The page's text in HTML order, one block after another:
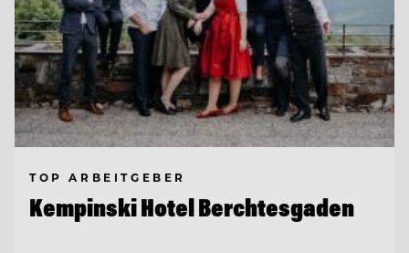
TOP ARBEITGEBER
Kempinski Hotel Berchtesgaden